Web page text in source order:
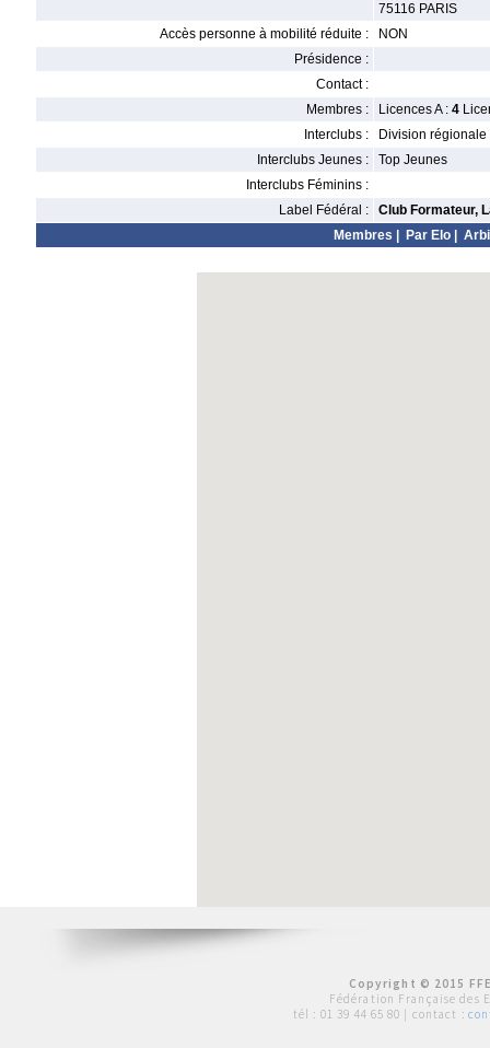
75116 PARIS
Accès personne à mobilité réduite :
NON
Présidence :
Contact :
Membres :
Licences A : 4
Interclubs :
Division régionale
Interclubs Jeunes :
Top Jeunes
Interclubs Féminins :
Label Fédéral :
Club Formateur,
Membres
Par Elo
Copyright © 2015
Fédération Française des
tél : 01 39 44 65 80 | contact :